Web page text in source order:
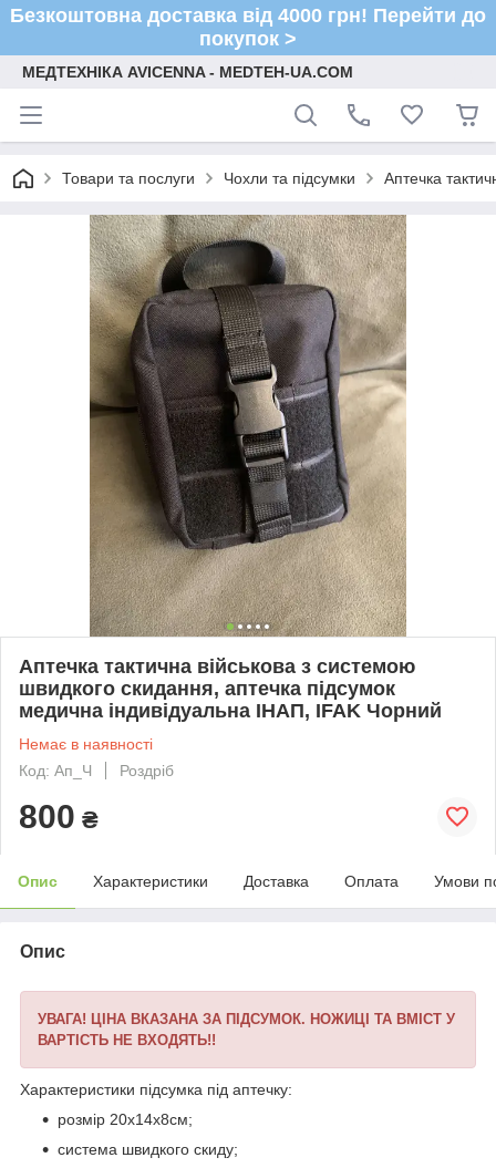
Безкоштовна доставка від 4000 грн! Перейти до
покупок >
МЕДТЕХНІКА AVICENNA - MEDTEH-UA.COM
Товари та послуги Чохли та підсумки Аптечка
Аптечка тактична військова з системою
швидкого скидання, аптечка підсумок
медична індивідуальна ІНАП, IFAK Чорний
Немає в наявності
Код: Ап_Ч
Роздріб
800 ₴
Опис Характеристики Доставка Оплата Умови
Опис
УВАГА! ЦІНА ВКАЗАНА ЗА ПІДСУМОК. НОЖИЦІ ТА ВМІСТ У
ВАРТІСТЬ НЕ ВХОДЯТЬ!!
Характеристики підсумка під аптечку:
розмір 20х14х8см;
система швидкого скиду;